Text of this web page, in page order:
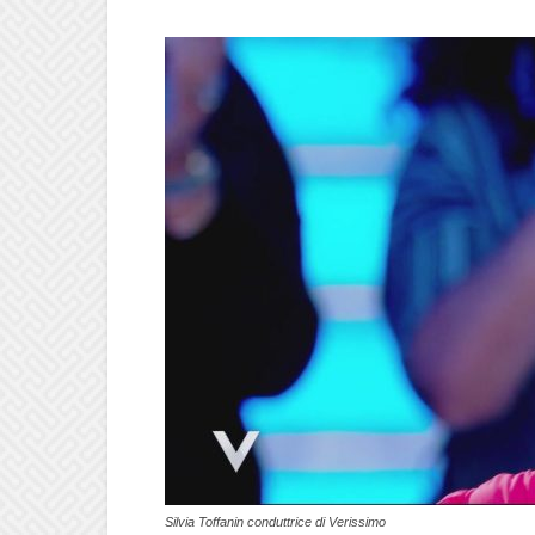
Silvia Toffanin conduttrice di Verissimo